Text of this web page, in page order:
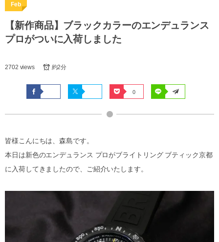
Feb
【新作商品】ブラックカラーのエンデュランス
プロがついに入荷しました
2702 views 約2分
0
皆様こんにちは、森島です。
本日は新色のエンデュランス プロがブライトリング ブティック京都
に入荷してきましたので、ご紹介いたします。